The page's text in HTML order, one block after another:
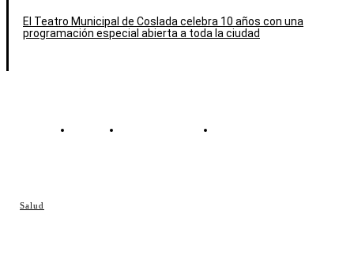
Salud
El Teatro Municipal de Coslada celebra 10 años con una
programación especial abierta a toda la ciudad
Contacto Política de cookies